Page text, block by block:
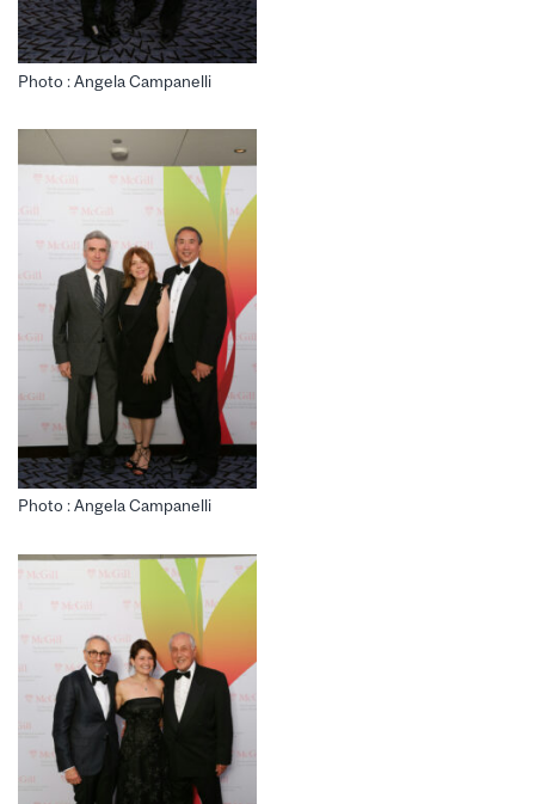
Photo : Angela Campanelli
Photo : Angela Campanelli